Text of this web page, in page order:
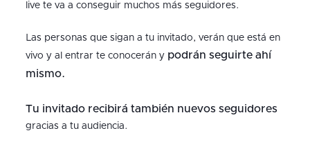
live te va a conseguir muchos más seguidores.
Las personas que sigan a tu invitado, verán que está en
vivo y al entrar te conocerán y podrán seguirte ahí
mismo.
Tu invitado recibirá también nuevos seguidores
gracias a tu audiencia.